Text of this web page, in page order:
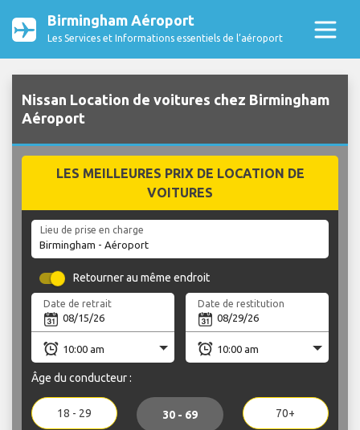
Birmingham Aéroport
Les Services et Informations essentiels de l’aéroport
Nissan Location de voitures chez Birmingham
Aéroport
LES MEILLEURES PRIX DE LOCATION DE
VOITURES
Lieu de prise en charge
Retourner au même endroit
Date de retrait Date de restitution
Âge du conducteur :
18 - 29 30 - 69 70+